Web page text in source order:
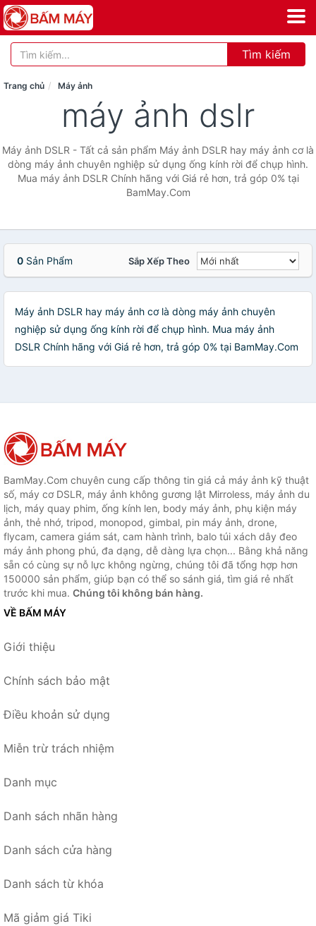
Tìm kiếm
Trang chủ Máy ảnh
máy ảnh dslr
Máy ảnh DSLR - Tất cả sản phẩm Máy ảnh DSLR hay máy ảnh cơ là
dòng máy ảnh chuyên nghiệp sử dụng ống kính rời để chụp hình.
Mua máy ảnh DSLR Chính hãng với Giá rẻ hơn, trả góp 0% tại
BamMay.Com
0 Sản Phẩm Sắp Xếp Theo
Máy ảnh DSLR hay máy ảnh cơ là dòng máy ảnh chuyên
nghiệp sử dụng ống kính rời để chụp hình. Mua máy ảnh
DSLR Chính hãng với Giá rẻ hơn, trả góp 0% tại BamMay.Com
BamMay.Com chuyên cung cấp thông tin giá cả máy ảnh kỹ thuật
số, máy cơ DSLR, máy ảnh không gương lật Mirroless, máy ảnh du
lịch, máy quay phim, ống kính len, body máy ảnh, phụ kiện máy
ảnh, thẻ nhớ, tripod, monopod, gimbal, pin máy ảnh, drone,
flycam, camera giám sát, cam hành trình, balo túi xách dây đeo
máy ảnh phong phú, đa dạng, dễ dàng lựa chọn... Bằng khả năng
sẵn có cùng sự nỗ lực không ngừng, chúng tôi đã tổng hợp hơn
150000 sản phẩm, giúp bạn có thể so sánh giá, tìm giá rẻ nhất
trước khi mua. Chúng tôi không bán hàng.
VỀ BẤM MÁY
Giới thiệu
Chính sách bảo mật
Điều khoản sử dụng
Miễn trừ trách nhiệm
Danh mục
Danh sách nhãn hàng
Danh sách cửa hàng
Danh sách từ khóa
Mã giảm giá Tiki